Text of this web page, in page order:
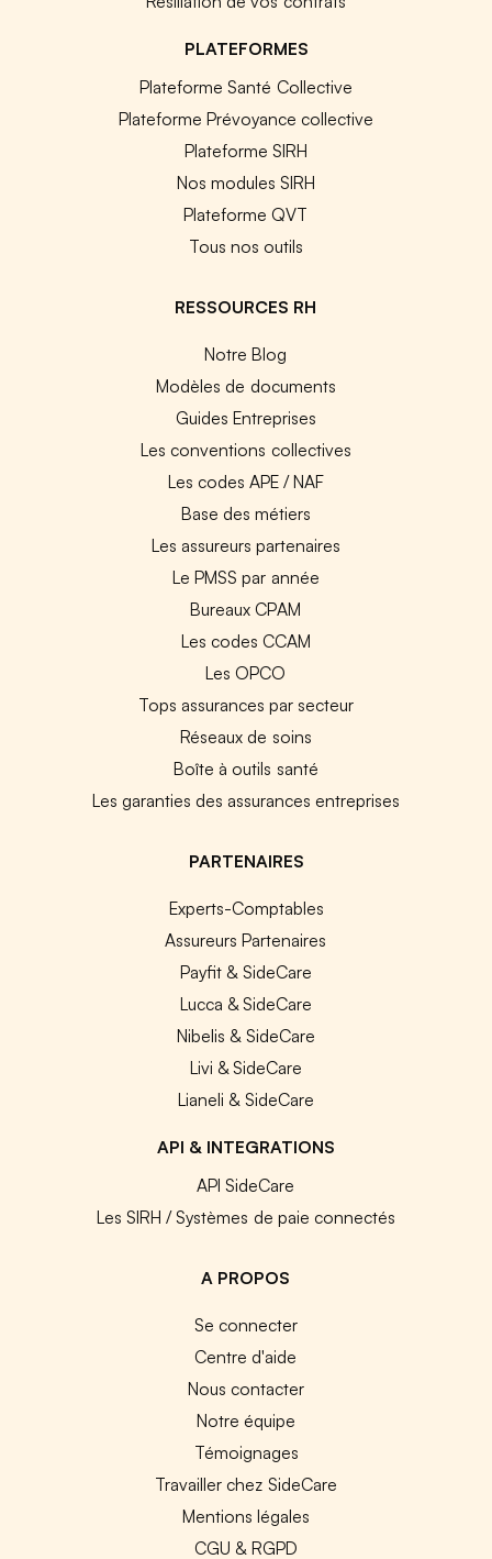
PLATEFORMES
Plateforme Santé Collective
Plateforme Prévoyance collective
Plateforme SIRH
Nos modules SIRH
Plateforme QVT
Tous nos outils
RESSOURCES RH
Notre Blog
Modèles de documents
Guides Entreprises
Les conventions collectives
Les codes APE / NAF
Base des métiers
Les assureurs partenaires
Le PMSS par année
Bureaux CPAM
Les codes CCAM
Les OPCO
Tops assurances par secteur
Réseaux de soins
Boîte à outils santé
Les garanties des assurances entreprises
PARTENAIRES
Experts-Comptables
Assureurs Partenaires
Payfit & SideCare
Lucca & SideCare
Nibelis & SideCare
Livi & SideCare
Lianeli & SideCare
API & INTEGRATIONS
API SideCare
Les SIRH / Systèmes de paie connectés
A PROPOS
Se connecter
Centre d'aide
Nous contacter
Notre équipe
Témoignages
Travailler chez SideCare
Mentions légales
CGU & RGPD